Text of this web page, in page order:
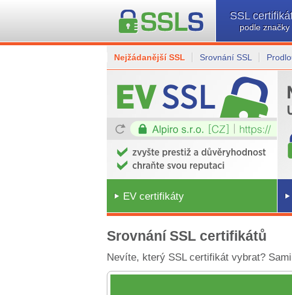
SSL
podle značky
Nejžádanější SSL Srovnání SSL
EV certifikáty
Srovnání SSL certifikátů
Nevíte, který SSL certifikát vybrat?